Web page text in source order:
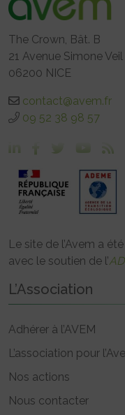
The Crown, Bât. B
21 Avenue Simone Veil
06200 NICE
contact@avem.fr
09 52 38 98 57
Le site de l’Avem a
avec le soutien de l’
L’Association
Adhérer à l’AVEM
L’association pour
Nos actions
Nous contacter